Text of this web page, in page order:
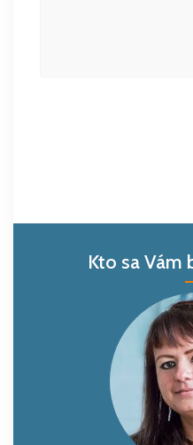
Kto sa Vám